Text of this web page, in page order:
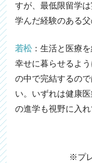
すが、最低限留学
学んだ経験のある父
若松 ：生活と医療
幸せに暮らせるよ
の中で完結するの
い。いずれは健康
の進学も視野に入れ
※プ